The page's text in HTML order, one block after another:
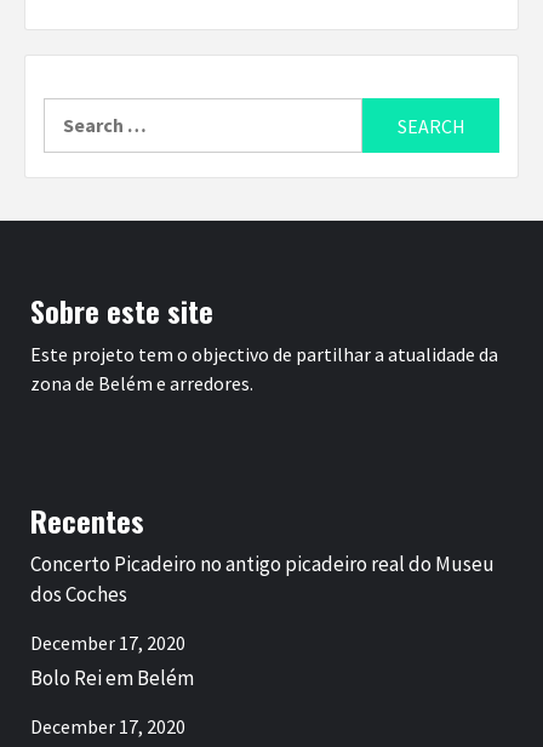
Sobre este site
Este projeto tem o objectivo de partilhar a atualidade da
zona de Belém e arredores.
Recentes
Concerto Picadeiro no antigo picadeiro real do Museu
dos Coches
December 17, 2020
Bolo Rei em Belém
December 17, 2020